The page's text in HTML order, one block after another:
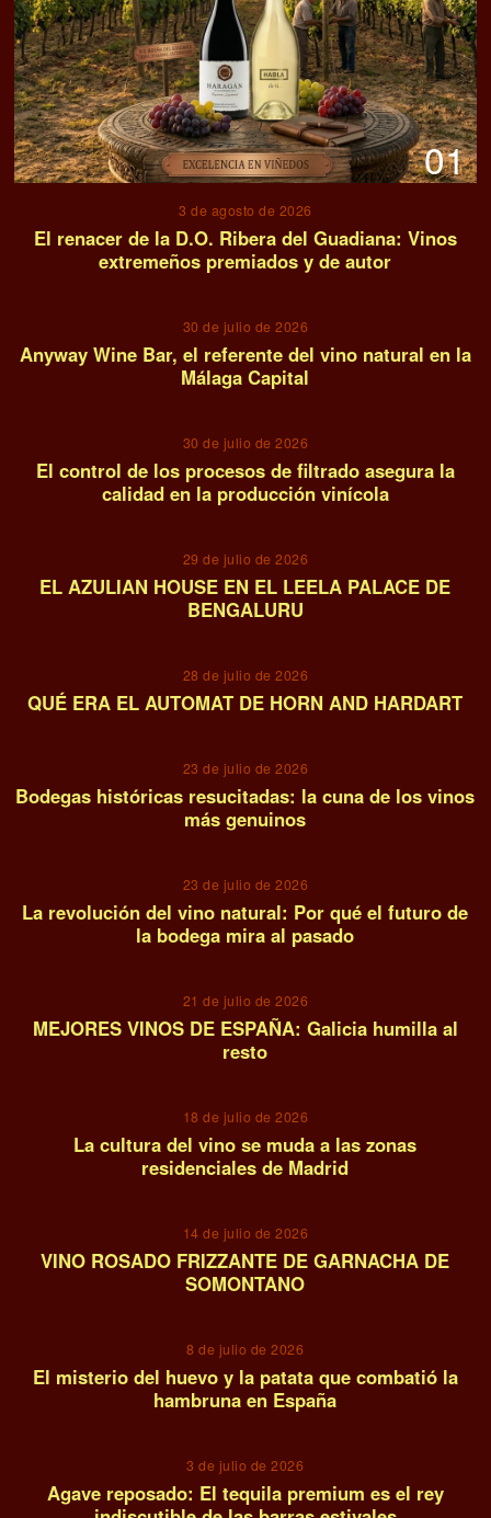
01
3 de agosto de 2026
El renacer de la D.O. Ribera del Guadiana: Vinos
extremeños premiados y de autor
30 de julio de 2026
Anyway Wine Bar, el referente del vino natural en la
Málaga Capital
30 de julio de 2026
El control de los procesos de filtrado asegura la
calidad en la producción vinícola
29 de julio de 2026
EL AZULIAN HOUSE EN EL LEELA PALACE DE
BENGALURU
28 de julio de 2026
QUÉ ERA EL AUTOMAT DE HORN AND HARDART
06
23 de julio de 2026
Bodegas históricas resucitadas: la cuna de los vinos
más genuinos
23 de julio de 2026
La revolución del vino natural: Por qué el futuro de
la bodega mira al pasado
21 de julio de 2026
MEJORES VINOS DE ESPAÑA: Galicia humilla al
resto
18 de julio de 2026
La cultura del vino se muda a las zonas
residenciales de Madrid
14 de julio de 2026
VINO ROSADO FRIZZANTE DE GARNACHA DE
SOMONTANO
8 de julio de 2026
El misterio del huevo y la patata que combatió la
hambruna en España
3 de julio de 2026
Agave reposado: El tequila premium es el rey